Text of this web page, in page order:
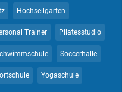
Hochseilgarten
Trainer Pilatesstudio
Soccerhalle
Yogaschule